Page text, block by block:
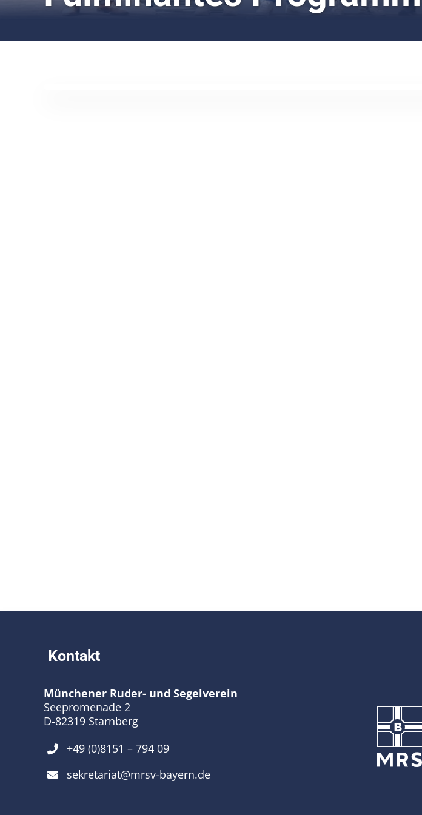
Münchener Ruder- und Segelverein
Seepromenade 2
D-82319 Starnberg
+49 (0)8151 – 794 09
sekretariat@mrsv-bayern.de